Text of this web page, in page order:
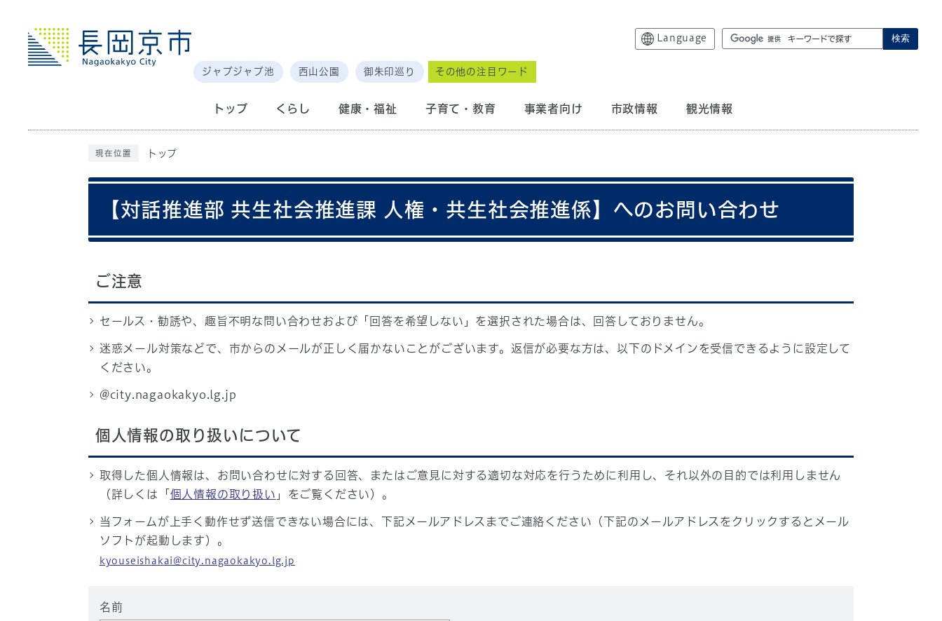
Language 検索
ジャブジャブ池 西山公園 御朱印巡り その他の注目ワード
トップ くらし 健康・福祉 子育て・教育 事業者向け 市政情報 観光情報
現在位置 トップ
【対話推進部 共生社会推進課 人権・共生社会推進係】へのお問い合わせ
ご注意
セールス・勧誘や、趣旨不明な問い合わせおよび「回答を希望しない」を選択された場合は、回答しておりません。
迷惑メール対策などで、市からのメールが正しく届かないことがございます。返信が必要な方は、以下のドメインを受信できるように設定して
ください。
@city.nagaokakyo.lg.jp
個人情報の取り扱いについて
取得した個人情報は、お問い合わせに対する回答、またはご意見に対する適切な対応を行うために利用し、それ以外の目的では利用しません
（詳しくは「 個人情報の取り扱い 」をご覧ください）。
当フォームが上手く動作せず送信できない場合には、下記メールアドレスまでご連絡ください（下記のメールアドレスをクリックするとメール
ソフトが起動します）。
kyouseishakai@city.nagaokakyo.lg.jp
名前